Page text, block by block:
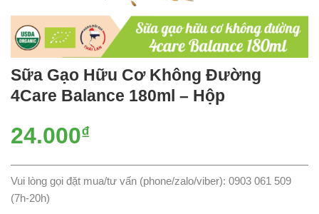
Sữa Gạo Hữu Cơ Không Đường
4Care Balance 180ml – Hộp
24.000₫
Vui lòng gọi đặt mua/tư vấn (phone/zalo/viber): 0903 061 509
(7h-20h)